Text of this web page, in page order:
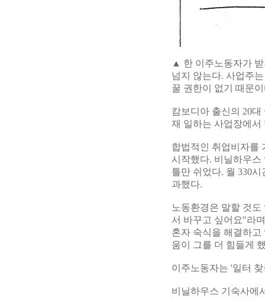
▲ 한 이주노동자가
넘지 않는다. 사업주
꿀 권한이 없기 때문
캄보디아 출신의 20
재 일하는 사업장에서
합법적인 취업비자를
시작했다. 비닐하우스
틀만 쉬었다. 월 330
과했다.
노동환경은 말할 것
서 바꾸고 싶어요"라
혼자 숙식을 해결하
움이 그를 더 힘들게
이주노동자는 '일터
비닐하우스 기숙사에